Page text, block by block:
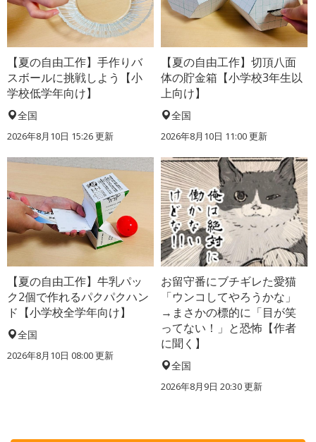
【夏の自由工作】手作りバ
スボールに挑戦しよう【小
学校低学年向け】
全国
2026年8月10日 15:26更新
【夏の自由工作】切頂八面
体の貯金箱【小学校3年生以
上向け】
全国
2026年8月10日 11:00更新
【夏の自由工作】牛乳パッ
ク2個で作れるパクパクハン
ド【小学校全学年向け】
全国
2026年8月10日 08:00更新
お留守番にブチギレた愛猫
「ウンコしてやろうかな」
→まさかの標的に「目が笑
ってない！」と恐怖【作者
に聞く】
全国
2026年8月9日 20:30更新